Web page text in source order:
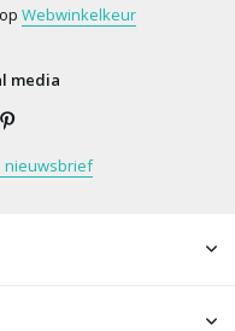
Webwinkelkeur
media
nieuwsbrief